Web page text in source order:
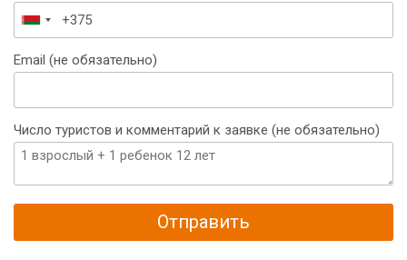
Беларусь
+375
Email (не обязательно)
Число туристов и комментарий к заявке (не обязательно)
Отправить